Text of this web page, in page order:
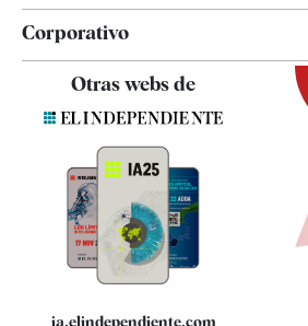
Corporativo
Contacto
Quiénes somos
Especificaciones
Otras webs de
ia.elindependiente.com